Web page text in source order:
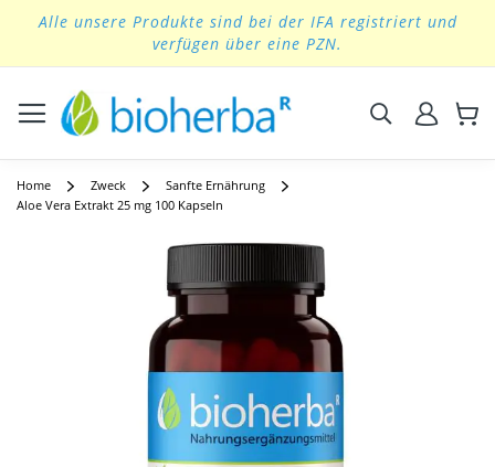
to
Alle unsere Produkte sind bei der IFA registriert und
verfügen über eine PZN.
Suchen
Home Zweck
Sanfte Ernährung
Aloe Vera Extrakt 25 mg 100 Kapseln